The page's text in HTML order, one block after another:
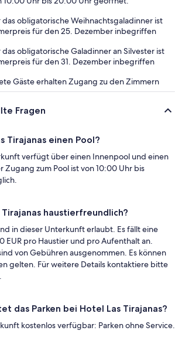
obligatorische Weihnachtsgaladinner ist
für den 25. Dezember inbegriffen
obligatorische Galadinner an Silvester ist
für den 31. Dezember inbegriffen
Gäste erhalten Zugang zu den Zimmern
Fragen
Tirajanas einen Pool?
verfügt über einen Innenpool und einen
Zugang zum Pool ist von 10:00 Uhr bis
haustierfreundlich?
in dieser Unterkunft erlaubt. Es fällt eine
EUR pro Haustier und pro Aufenthalt an.
von Gebühren ausgenommen. Es können
gelten. Für weitere Details kontaktiere bitte
das Parken bei Hotel Las Tirajanas?
kostenlos verfügbar: Parken ohne Service.